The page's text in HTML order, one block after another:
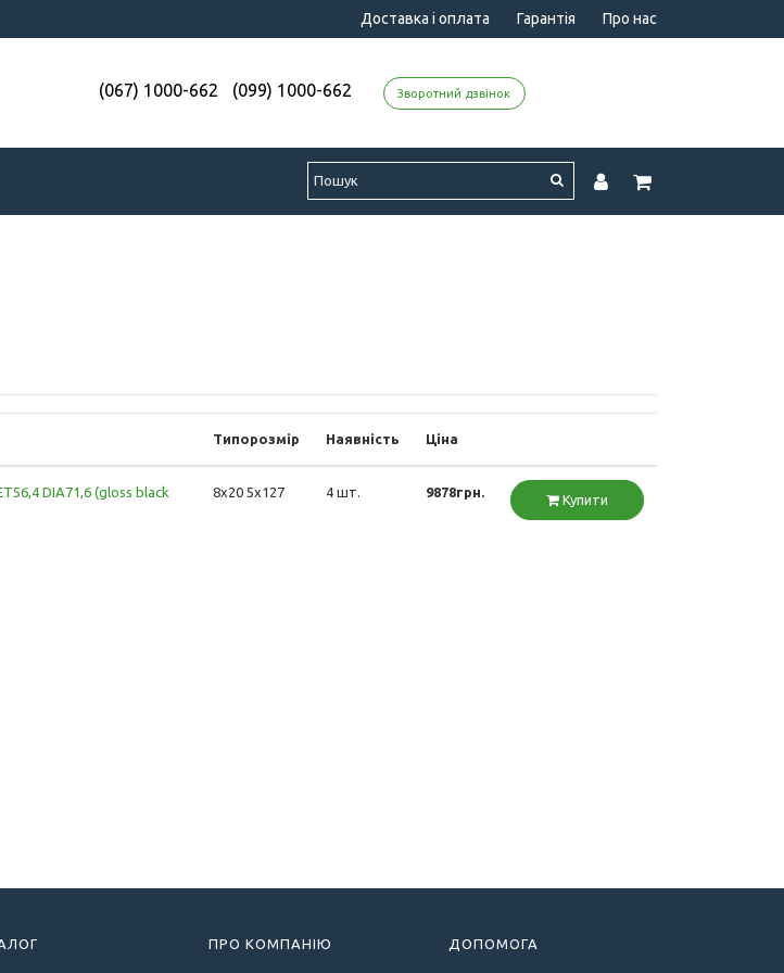
Доставка і оплата Гарантія Про нас
(067) 1000-662 (099) 1000-662 Зворотний дзвінок
Типорозмір Наявність Ціна
DIA71,6 (gloss black
8x20 5x127 4 шт. 9878грн. Купити
ПРО КОМПАНІЮ ДОПОМОГА